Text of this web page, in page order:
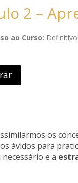
2 –
ao Curso: Definitivo
os
ávidos para
e a